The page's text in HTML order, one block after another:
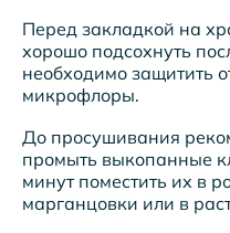
Перед закладкой на
хорошо подсохнуть
необходимо защитить
микрофлоры.
До просушивания
промыть выкопанные
минут поместить их в
марганцовки или в